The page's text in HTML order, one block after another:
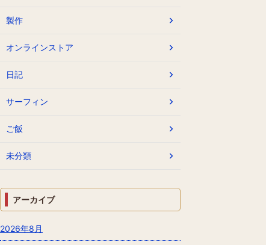
製作
オンラインストア
日記
サーフィン
ご飯
未分類
アーカイブ
2026年8月